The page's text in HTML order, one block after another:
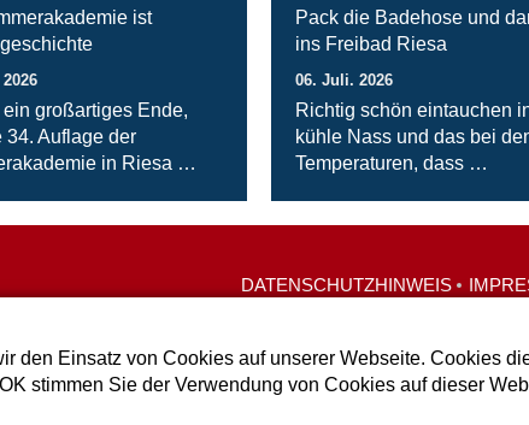
ist
ein großartiges Ende,
34. Auflage der
in Riesa …
Pack die Badehose und
ins Freibad Riesa
06. Juli. 2026
Richtig schön eintauchen
kühle Nass und das bei
Temperaturen, dass …
DATENSCHUTZHINWEIS
den Einsatz von Cookies auf unserer Webseite. Cookies
stimmen Sie der Verwendung von Cookies auf dieser